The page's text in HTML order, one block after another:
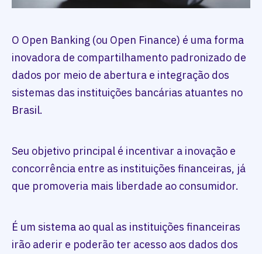
O Open Banking (ou Open Finance) é uma forma
inovadora de compartilhamento padronizado de
dados por meio de abertura e integração dos
sistemas das instituições bancárias atuantes no
Brasil.
Seu objetivo principal é incentivar a inovação e
concorrência entre as instituições financeiras, já
que promoveria mais liberdade ao consumidor.
É um sistema ao qual as instituições financeiras
irão aderir e poderão ter acesso aos dados dos